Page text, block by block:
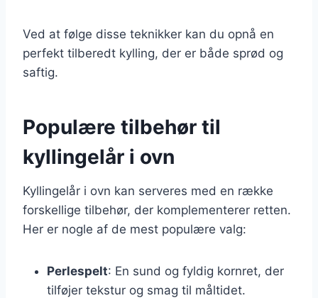
Ved at følge disse teknikker kan du opnå en
perfekt tilberedt kylling, der er både sprød og
saftig.
Populære tilbehør til
kyllingelår i ovn
Kyllingelår i ovn kan serveres med en række
forskellige tilbehør, der komplementerer retten.
Her er nogle af de mest populære valg:
Perlespelt: En sund og fyldig kornret, der
tilføjer tekstur og smag til måltidet.